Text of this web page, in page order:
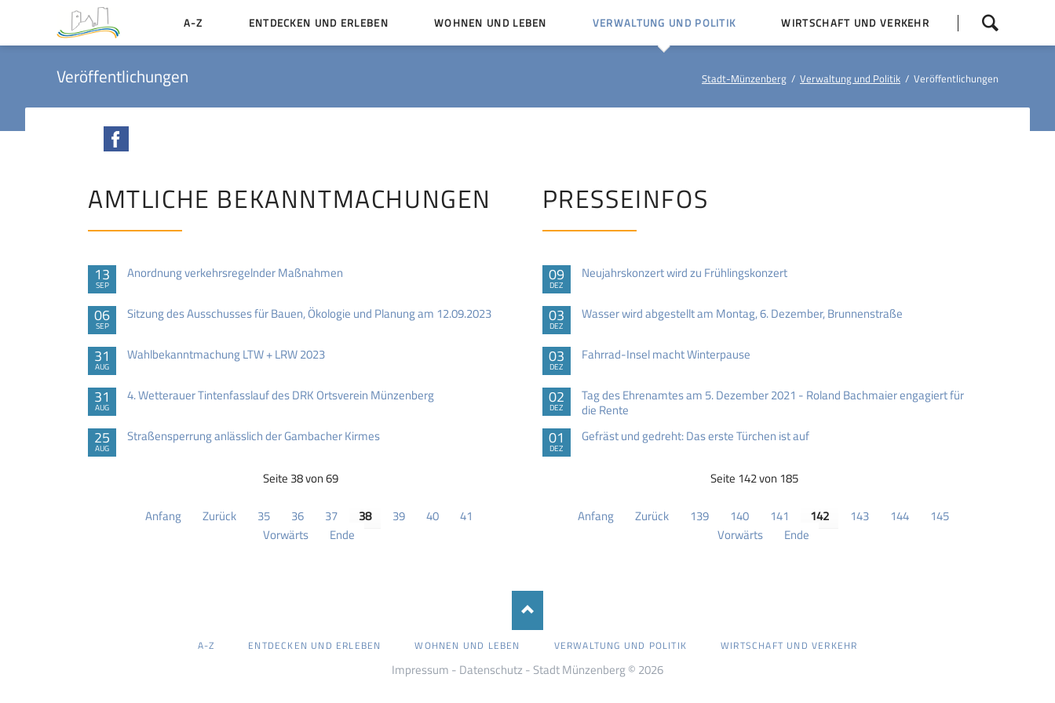
überspringen
A-Z ENTDECKEN UND ERLEBEN WOHNEN UND LEBEN VERWALTUNG UND POLITIK
Politische Gremien
WIRTSCHAFT UND VERKEHR
Veröffentlichungen Stadt-Münzenberg Verwaltung und Politik Veröffentlichungen
AMTLICHE BEKANNTMACHUNGEN
13
SEP
Anordnung verkehrsregelnder Maßnahmen
06
SEP
Sitzung des Ausschusses für Bauen, Ökologie und Planung am 12.09.2023
31
AUG
Wahlbekanntmachung LTW + LRW 2023
31
AUG
4. Wetterauer Tintenfasslauf des DRK Ortsverein Münzenberg
25
AUG
Straßensperrung anlässlich der Gambacher Kirmes
Seite 38 von 69
Anfang Zurück 35 36 37 38 39 40
41
Vorwärts
Ende
PRESSEINFOS
09
DEZ
Neujahrskonzert wird zu Frühlingskonzert
03
DEZ
Wasser wird abgestellt am Montag, 6. Dezember, Brunnenstraße
03
DEZ
Fahrrad-Insel macht Winterpause
02
DEZ
Tag des Ehrenamtes am 5. Dezember 2021 - Roland Bachmaier engagiert für
die Rente
01
DEZ
Gefräst und gedreht: Das erste Türchen ist auf
Seite 142 von 185
Anfang Zurück 139 140 141 142 143 144
145
Vorwärts
Ende
ÜBERSPRINGEN
A-Z ENTDECKEN UND ERLEBEN WOHNEN UND LEBEN VERWALTUNG UND POLITIK WIRTSCHAFT UND VERKEHR
Impressum - Datenschutz - Stadt Münzenberg © 2026